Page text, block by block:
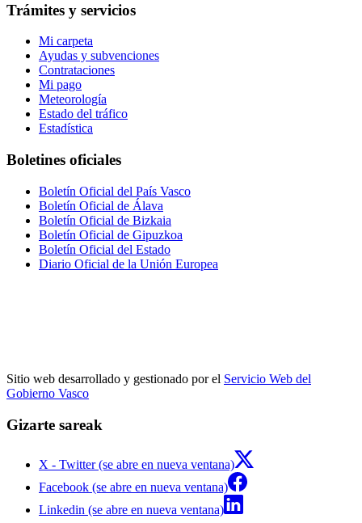
Trámites y servicios
Mi carpeta
Ayudas y subvenciones
Contrataciones
Mi pago
Meteorología
Estado del tráfico
Estadística
Boletines oficiales
Boletín Oficial del País Vasco
Boletín Oficial de Álava
Boletín Oficial de Bizkaia
Boletín Oficial de Gipuzkoa
Boletín Oficial del Estado
Diario Oficial de la Unión Europea
Sitio web desarrollado y gestionado por el Servicio Web del
Gobierno Vasco
Gizarte sareak
X - Twitter (se abre en nueva ventana)
Facebook (se abre en nueva ventana)
Linkedin (se abre en nueva ventana)